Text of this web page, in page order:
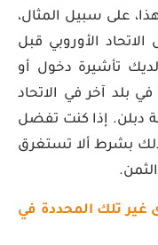
على سبيل المثال،
الأوروبي قبل
تأشيرة دخول أو
بلد آخر في الاتحاد
دبلن. إذا كنت تفضل
بشرط ألا تستغرق
غير تلك المحددة في